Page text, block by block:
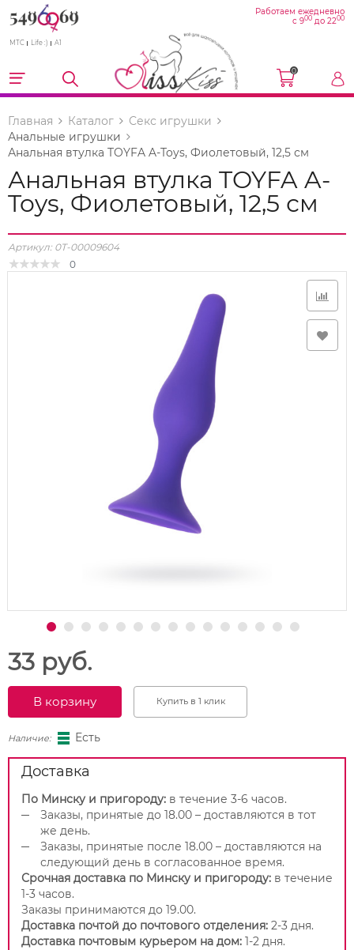
МТС Life :) A1
Работаем ежедневно
с 900 до 2200
0
Главная Каталог
Секс игрушки
Анальные игрушки
Анальная втулка TOYFA A-Toys, Фиолетовый, 12,5 см
Анальная втулка TOYFA A-
Toys, Фиолетовый, 12,5 см
Артикул: 0T-00009604
0
33 руб.
В корзину Купить в 1 клик
Наличие: Есть
Доставка
По Минску и пригороду: в течение 3-6 часов.
Заказы, принятые до 18.00 – доставляются в тот
же день.
Заказы, принятые после 18.00 – доставляются на
следующий день в согласованное время.
Срочная доставка по Минску и пригороду: в течение
1-3 часов.
Заказы принимаются до 19.00.
Доставка почтой до почтового отделения: 2-3 дня.
Доставка почтовым курьером на дом: 1-2 дня.